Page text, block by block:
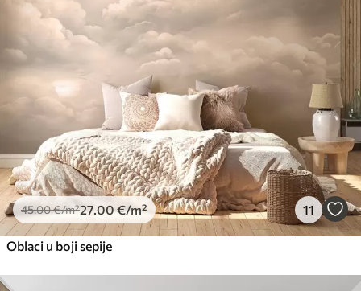
45.00€/m²27 .00 €/m² 11
Oblaci u boji sepije